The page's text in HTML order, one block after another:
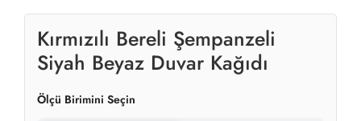
Kırmızılı Bereli Şempanzeli
Siyah Beyaz Duvar Kağıdı
Ölçü Birimini Seçin